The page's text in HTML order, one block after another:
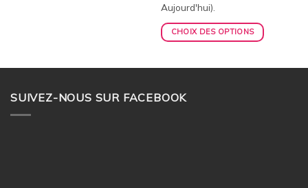
Aujourd'hui).
CHOIX DES OPTIONS
SUIVEZ-NOUS SUR FACEBOOK